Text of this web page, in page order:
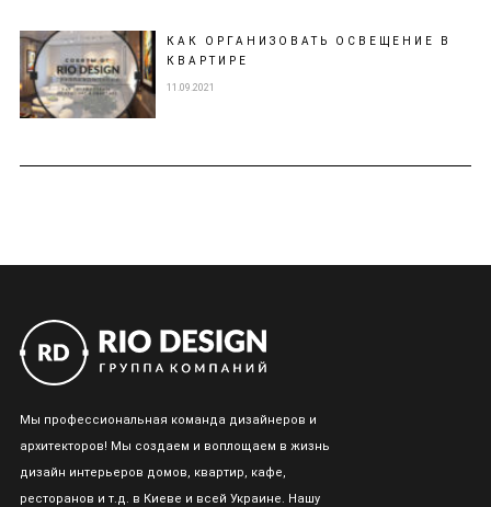
КАК ОРГАНИЗОВАТЬ ОСВЕЩЕНИЕ В
КВАРТИРЕ
11.09.2021
Мы профессиональная команда дизайнеров и
архитекторов! Мы создаем и воплощаем в жизнь
дизайн интерьеров домов, квартир, кафе,
ресторанов и т.д. в Киеве и всей Украине. Нашу